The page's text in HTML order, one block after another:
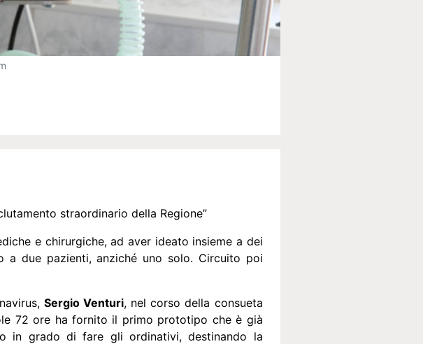
straordinario della Regione”
e chirurgiche, ad aver ideato insieme a dei
due pazienti, anziché uno solo. Circuito poi
Sergio Venturi, nel corso della consueta
72 ore ha fornito il primo prototipo che è già
in grado di fare gli ordinativi, destinando la